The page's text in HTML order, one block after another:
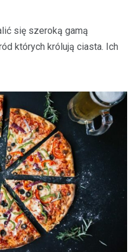
się szeroką gamą
których królują ciasta. Ich